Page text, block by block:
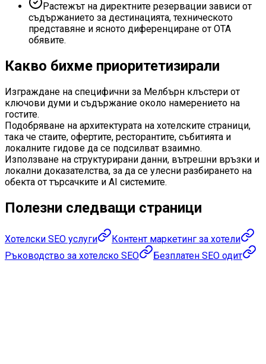
Растежът на директните резервации зависи от
съдържанието за дестинацията, техническото
представяне и ясното диференциране от OTA
обявите.
Какво бихме приоритетизирали
Изграждане на специфични за Мелбърн клъстери от
ключови думи и съдържание около намерението на
гостите.
Подобряване на архитектурата на хотелските страници,
така че стаите, офертите, ресторантите, събитията и
локалните гидове да се подсилват взаимно.
Използване на структурирани данни, вътрешни връзки и
локални доказателства, за да се улесни разбирането на
обекта от търсачките и AI системите.
Полезни следващи страници
Хотелски SEO услуги
Контент маркетинг за хотели
Ръководство за хотелско SEO
Безплатен SEO одит